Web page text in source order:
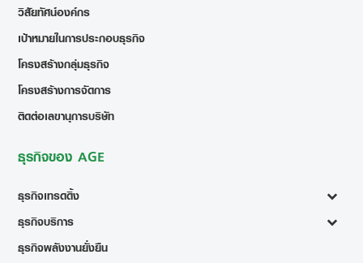
วิสัยทัศน์องค์กร
เป้าหมายในการประกอบธุรกิจ
โครงสร้างกลุ่มธุรกิจ
โครงสร้างการจัดการ
ติดต่อเลขานุการบริษัท
ธุรกิจของ AGE
ธุรกิจเทรดดิ้ง
ธุรกิจบริการ
ธุรกิจพลังงานยั่งยืน